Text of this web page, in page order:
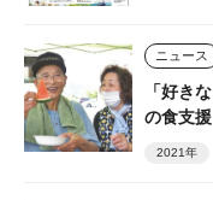
ニュース
「好き
の食支援
2021年